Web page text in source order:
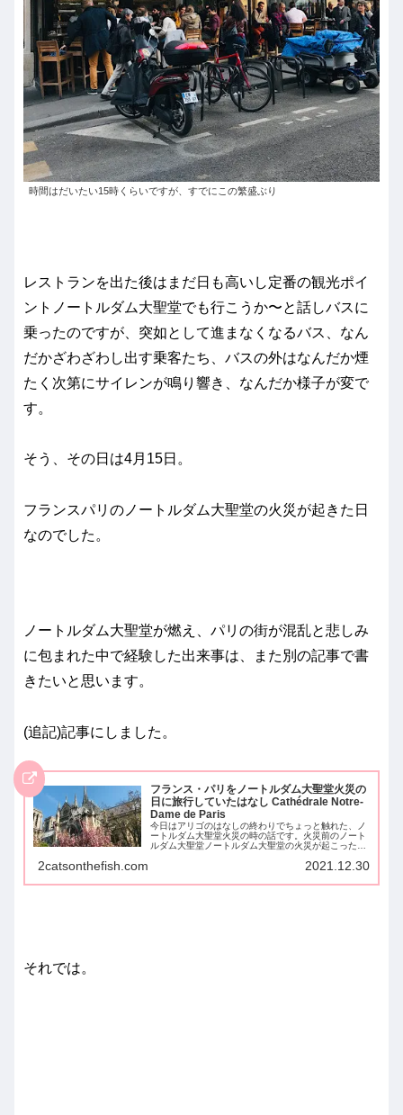
時間はだいたい15時くらいですが、すでにこの繁盛ぶり
レストランを出た後はまだ日も高いし定番の観光ポイ
ントノートルダム大聖堂でも行こうか〜と話しバスに
乗ったのですが、突如として進まなくなるバス、なん
だかざわざわし出す乗客たち、バスの外はなんだか煙
たく次第にサイレンが鳴り響き、なんだか様子が変で
す。
そう、その日は4月15日。
フランスパリのノートルダム大聖堂の火災が起きた日
なのでした。
ノートルダム大聖堂が燃え、パリの街が混乱と悲しみ
に包まれた中で経験した出来事は、また別の記事で書
きたいと思います。
(追記)記事にしました。
フランス・パリをノートルダム大聖堂火災の
日に旅行していたはなし Cathédrale Notre-
Dame de Paris
今日はアリゴのはなしの終わりでちょっと触れた、ノ
ートルダム大聖堂火災の時の話です。火災前のノート
ルダム大聖堂ノートルダム大聖堂の火災が起こったの
2catsonthefish.com 2021.12.30
それでは。